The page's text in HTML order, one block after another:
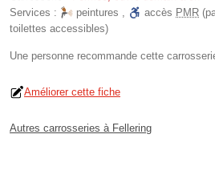
Services :
peintures , accès PMR
toilettes accessibles)
Une personne recommande cette
Améliorer cette fiche
Autres carrosseries à Fellering